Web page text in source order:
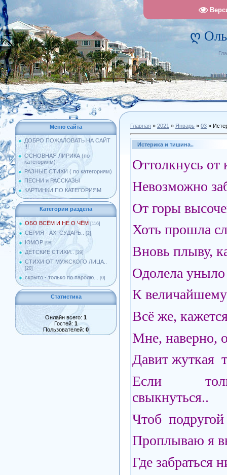
ღ
Меню сайта
ДОБРО ПОЖАЛОВАТЬ НА САЙТ
!!!
ОСНОВНАЯ ЛИРИКА (по
категориям)
РАЗНЫЕ СТИХИ ( по категориям)
ПЕСНИ и РАССКАЗЫ
КАРТИНКИ ПО КАТЕГОРИЯМ
Категории раздела
ОБО ВСЁМ И НЕ О ЧЁМ [116]
СЕРИЯ - АХ, СУДАРЬ.. [2]
ЮМОР [98]
ДЕТСКИЕ СТИХИ.. [29]
СТИХИ ОТ МУЖСКОГО ЛИЦА..
[20]
скрыто - только по паролю... [0]
Статистика
Онлайн всего: 1
Гостей: 1
Пользователей: 0
Главная » 2021 » Январь » 03 »
Истерика и тишина..
Оттолкнусь от
Невозможно
От горы
Хоть прошла
Вновь плыву,
Одолела уныло
К
Всё же,
Мне, наверно,
Давит жуткая
Если
свыкнуться..
Чтоб подругой
Проплываю я
Где забраться